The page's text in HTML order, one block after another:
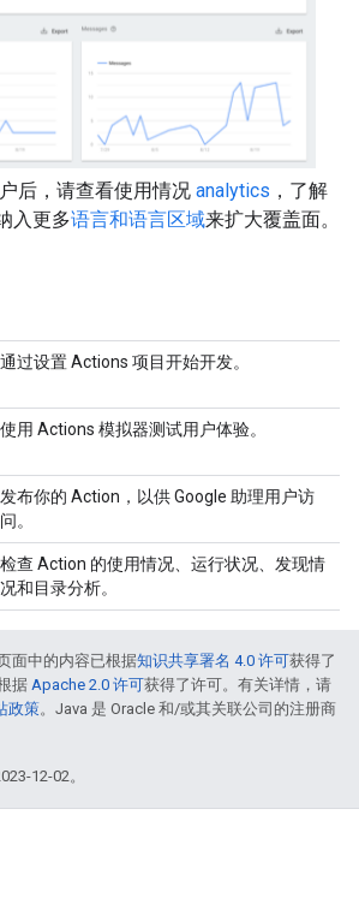
后，请查看使用情况 analytics ，了解
入更多语言和语言区域来扩大覆盖面。
通过设置 Actions 项目开始开发。
使用 Actions 模拟器测试用户体验。
发布你的 Action，以供 Google 助理用户访
问。
检查 Action 的使用情况、运行状况、发现情
况和目录分析。
面中的内容已根据知识共享署名 4.0 许可获得了
据 Apache 2.0 许可获得了许可。有关详情，请
政策。Java 是 Oracle 和/或其关联公司的注册商
12-02。